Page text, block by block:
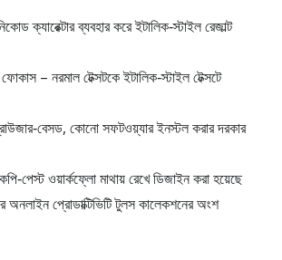
ক্যারেক্টার ব্যবহার করে ইটালিক‑স্টাইল রেজাল্ট
– নরমাল টেক্সটকে ইটালিক‑স্টাইল টেক্সটে
কোনো সফটওয়্যার ইনস্টল করার দরকার
ওয়ার্কফ্লো মাথায় রেখে ডিজাইন করা হয়েছে
প্রোডাক্টিভিটি টুলস কালেকশনের অংশ